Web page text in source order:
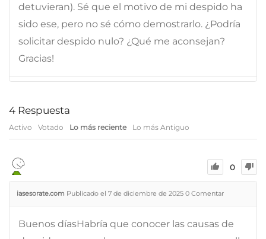
detuvieran). Sé que el motivo de mi despido ha
sido ese, pero no sé cómo demostrarlo. ¿Podría
solicitar despido nulo? ¿Qué me aconsejan?
Gracias!
4 Respuesta
Activo Votado Lo más reciente Lo más Antiguo
0
iasesorate.com Publicado el 7 de diciembre de 2025 0 Comentar
Buenos díasHabría que conocer las causas de